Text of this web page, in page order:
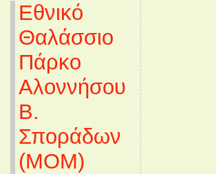
Εθνικό
Θαλάσσιο
Πάρκο
Αλοννήσου
Β.
Σποράδων
(MOM)